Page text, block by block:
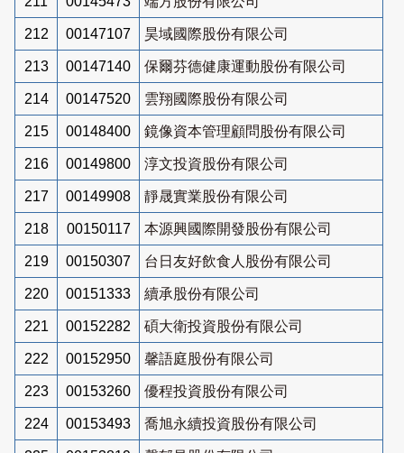
212 00147107 昊域國際股份有限公司
213 00147140 保爾芬德健康運動股份有限公司
214 00147520 雲翔國際股份有限公司
215 00148400 鏡像資本管理顧問股份有限公司
216 00149800 淳文投資股份有限公司
217 00149908 靜晟實業股份有限公司
218 00150117 本源興國際開發股份有限公司
219 00150307 台日友好飲食人股份有限公司
220 00151333 續承股份有限公司
221 00152282 碩大衛投資股份有限公司
222 00152950 馨語庭股份有限公司
223 00153260 優程投資股份有限公司
224 00153493 喬旭永續投資股份有限公司